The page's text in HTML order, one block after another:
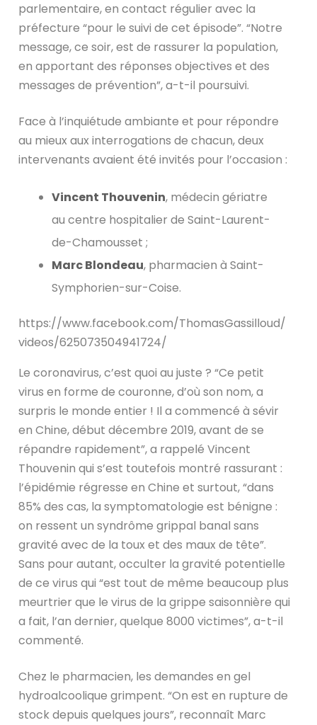
parlementaire, en contact régulier avec la
préfecture “pour le suivi de cet épisode”. “Notre
message, ce soir, est de rassurer la population,
en apportant des réponses objectives et des
messages de prévention”, a-t-il poursuivi.
Face à l’inquiétude ambiante et pour répondre
au mieux aux interrogations de chacun, deux
intervenants avaient été invités pour l’occasion :
Vincent Thouvenin, médecin gériatre
au centre hospitalier de Saint-Laurent-
de-Chamousset ;
Marc Blondeau, pharmacien à Saint-
Symphorien-sur-Coise.
https://www.facebook.com/ThomasGassilloud/
videos/625073504941724/
Le coronavirus, c’est quoi au juste ? “Ce petit
virus en forme de couronne, d’où son nom, a
surpris le monde entier ! Il a commencé à sévir
en Chine, début décembre 2019, avant de se
répandre rapidement”, a rappelé Vincent
Thouvenin qui s’est toutefois montré rassurant :
l’épidémie régresse en Chine et surtout, “dans
85% des cas, la symptomatologie est bénigne :
on ressent un syndrôme grippal banal sans
gravité avec de la toux et des maux de tête”.
Sans pour autant, occulter la gravité potentielle
de ce virus qui “est tout de même beaucoup plus
meurtrier que le virus de la grippe saisonnière qui
a fait, l’an dernier, quelque 8000 victimes”, a-t-il
commenté.
Chez le pharmacien, les demandes en gel
hydroalcoolique grimpent. “On est en rupture de
stock depuis quelques jours”, reconnaît Marc